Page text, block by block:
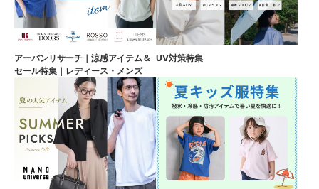
アーバンリサーチ｜涼感アイテム＆
セール特集｜レディース・メンズ
UV対策特集